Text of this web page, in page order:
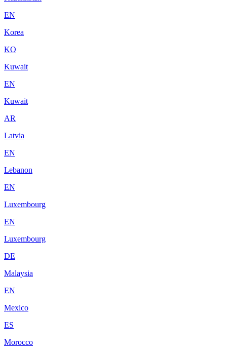
EN
Korea
KO
Kuwait
EN
Kuwait
AR
Latvia
EN
Lebanon
EN
Luxembourg
EN
Luxembourg
DE
Malaysia
EN
Mexico
ES
Morocco